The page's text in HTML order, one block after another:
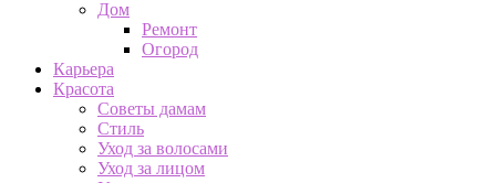
Дом
Ремонт
Огород
Карьера
Красота
Советы дамам
Стиль
Уход за волосами
Уход за лицом